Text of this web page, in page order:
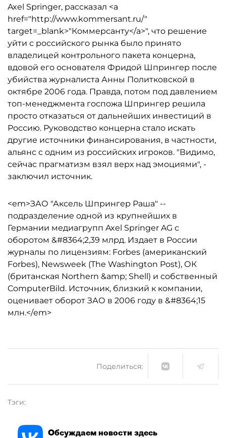
Axel Springer, рассказал <a
href="http://www.kommersant.ru/"
target=_blank>"Коммерсанту</a>", что решение
уйти с российского рынка было принято
владелицей контрольного пакета концерна,
вдовой его основателя Фридой Шпрингер после
убийства журналиста Анны Политковской в
октябре 2006 года. Правда, потом под давлением
топ-менеджмента госпожа Шпрингер решила
просто отказаться от дальнейших инвестиций в
Россию. Руководство концерна стало искать
другие источники финансирования, в частности,
альянс с одним из российских игроков. "Видимо,
сейчас прагматизм взял верх над эмоциями", -
заключил источник.
<em>ЗАО "Аксель Шпрингер Раша" --
подразделение одной из крупнейших в
Германии медиагрупп Axel Springer AG с
оборотом &#8364;2,39 млрд. Издает в России
журналы по лицензиям: Forbes (американский
Forbes), Newsweek (The Washington Post), ОК
(британская Northern &amp; Shell) и собственный
ComputerBild. Источник, близкий к компании,
оценивает оборот ЗАО в 2006 году в &#8364;15
млн.</em>
Поделиться:
Тэги:
Обсуждаем новости здесь